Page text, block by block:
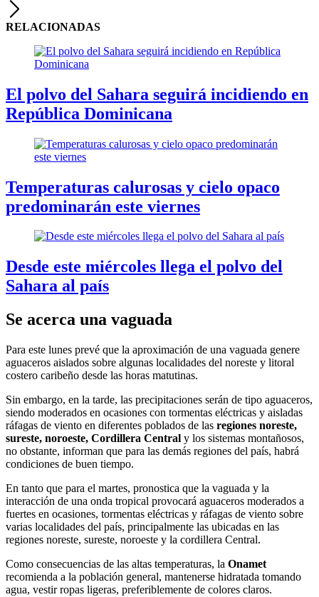
RELACIONADAS
El polvo del Sahara seguirá incidiendo en
República Dominicana
Temperaturas calurosas y cielo opaco
predominarán este viernes
Desde este miércoles llega el polvo del
Sahara al país
Se acerca una vaguada
Para este lunes prevé que la aproximación de una vaguada genere
aguaceros aislados sobre algunas localidades del noreste y litoral
costero caribeño desde las horas matutinas.
Sin embargo, en la tarde, las precipitaciones serán de tipo aguaceros,
siendo moderados en ocasiones con tormentas eléctricas y aisladas
ráfagas de viento en diferentes poblados de las regiones noreste,
sureste, noroeste, Cordillera Central y los sistemas montañosos,
no obstante, informan que para las demás regiones del país, habrá
condiciones de buen tiempo.
En tanto que para el martes, pronostica que la vaguada y la
interacción de una onda tropical provocará aguaceros moderados a
fuertes en ocasiones, tormentas eléctricas y ráfagas de viento sobre
varias localidades del país, principalmente las ubicadas en las
regiones noreste, sureste, noroeste y la cordillera Central.
Como consecuencias de las altas temperaturas, la Onamet
recomienda a la población general, mantenerse hidratada tomando
agua, vestir ropas ligeras, preferiblemente de colores claros.